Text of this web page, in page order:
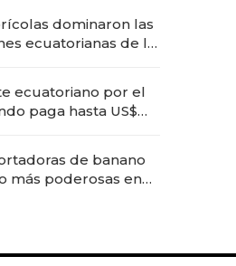
dominaron las
ecuatorianas de la
ecuatoriano por el
paga hasta US$
de banano
más poderosas en